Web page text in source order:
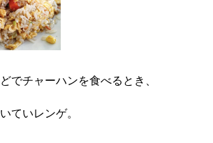
でチャーハンを食べるとき、
ていレンゲ。